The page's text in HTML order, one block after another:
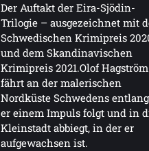
Der Auftakt der Eira-Sjödin-
Trilogie – ausgezeichnet mit
Schwedischen Krimipreis
und dem Skandinavischen
Krimipreis 2021.Olof Hagström
fährt an der malerischen
Nordküste Schwedens
er einem Impuls folgt und in
Kleinstadt abbiegt, in der er
aufgewachsen ist.